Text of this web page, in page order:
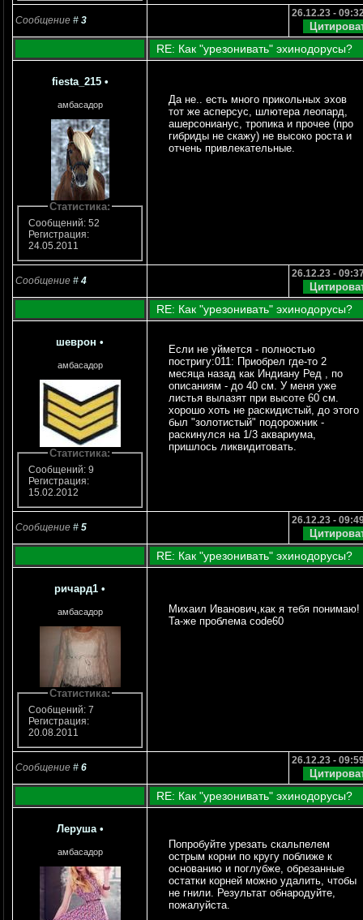
Сообщение#3
26.12.23 -
RE: Как "урезонивать" эхинодорусы?
fiesta_215 •
амбасадор
Статистика:
Сообщений: 52
Регистрация:
24.05.2011
Да не.. есть много прикольных эхов
тот же асперсус, шлютера леопард,
ашерсонианус, тропика и прочее (про
гибриды не скажу) не высоко роста и
отчень привлекательные.
Сообщение#4
26.12.23 -
RE: Как "урезонивать" эхинодорусы?
шеврон •
амбасадор
Статистика:
Сообщений: 9
Регистрация:
15.02.2012
Если не уймется - полностью
постригу:011: Приобрел где-то 2
месяца назад как Индиану Ред , по
описаниям - до 40 см. У меня уже
листья вылазят при высоте 60 см.
хорошо хоть не раскидистый, до этого
был "золотистый" подорожник -
раскинулся на 1/3 аквариума,
пришлось ликвидитовать.
Сообщение#5
26.12.23 -
RE: Как "урезонивать" эхинодорусы?
ричард1 •
амбасадор
Статистика:
Сообщений: 7
Регистрация:
20.08.2011
Михаил Иванович,как я тебя понимаю!
Та-же проблема code60
Сообщение#6
26.12.23 -
RE: Как "урезонивать" эхинодорусы?
Леруша •
амбасадор
Попробуйте урезать скальпелем
острым корни по кругу поближе к
основанию и поглубже, обрезанные
остатки корней можно удалить, чтобы
не гнили. Результат обнародуйте,
пожалуйста.